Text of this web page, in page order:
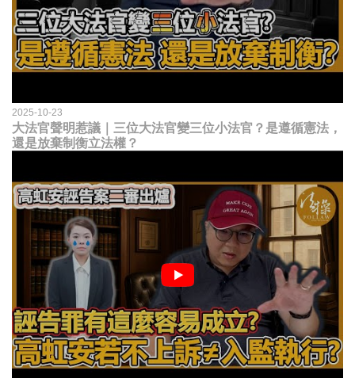
2025-10-23
大法官聲明惹議｜三位大法官變三位小法官？是遵循憲法，
還是放棄制衡立法權？